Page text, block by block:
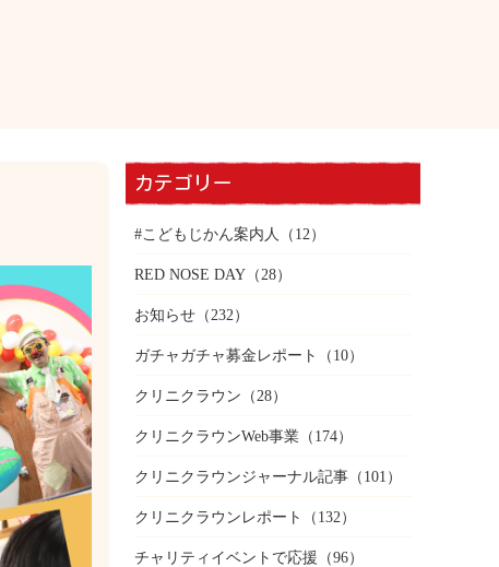
カテゴリー
#こどもじかん案内人 （12）
RED NOSE DAY （28）
お知らせ （232）
ガチャガチャ募金レポート （10）
クリニクラウン （28）
クリニクラウンWeb事業 （174）
クリニクラウンジャーナル記事 （101）
クリニクラウンレポート （132）
チャリティイベントで応援 （96）